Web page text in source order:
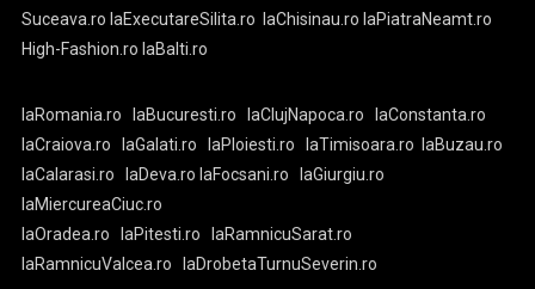
Suceava.ro laExecutareSilita.ro laChisinau.ro laPiatraNeamt.ro
High-Fashion.ro laBalti.ro
laRomania.ro laBucuresti.ro laClujNapoca.ro
laConstanta.ro
laCraiova.ro
laGalati.ro laPloiesti.ro laTimisoara.ro
laBuzau.ro
laCalarasi.ro
laDeva.ro laFocsani.ro
laGiurgiu.ro
laMiercureaCiuc.ro
laOradea.ro
laPitesti.ro
laRamnicuSarat.ro
laRamnicuValcea.ro
laDrobetaTurnuSeverin.ro